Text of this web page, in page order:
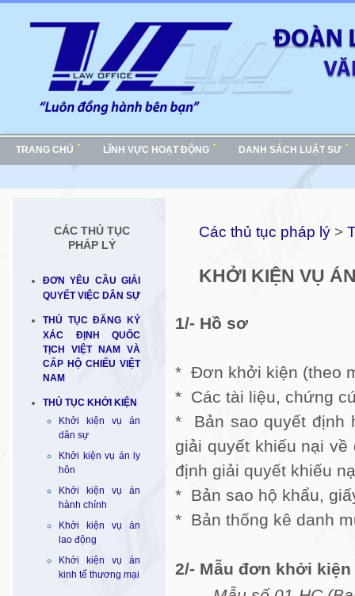
TRANG CHỦ LĨNH VỰC HOẠT ĐỘNG DANH SÁCH LUẬT SƯ
CÁC THỦ TỤC
PHÁP LÝ
ĐƠN YÊU CẦU GIẢI
QUYẾT VIỆC DÂN SỰ
THỦ TỤC ĐĂNG KÝ
XÁC ĐỊNH QUỐC
TỊCH VIỆT NAM VÀ
CẤP HỘ CHIẾU VIỆT
NAM
THỦ TỤC KHỞI KIỆN
Khởi kiện vụ án
dân sự
Khởi kiện vụ án ly
hôn
Khởi kiện vụ án
hành chính
Khởi kiện vụ án
lao động
Khởi kiện vụ án
kinh tế thương mại
Các thủ tục pháp lý >
KHỞI KIỆN VỤ
1/- Hồ sơ
* Đơn khởi kiện (theo
* Các tài liệu, chứng
* Bản sao quyết định
giải quyết khiếu nại
định giải quyết khiếu
* Bản sao hộ khẩu,
* Bản thống kê danh
2/- Mẫu đơn khởi kiện